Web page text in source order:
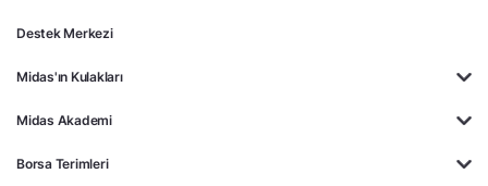
Destek Merkezi
Midas'ın Kulakları
Midas Akademi
Borsa Terimleri